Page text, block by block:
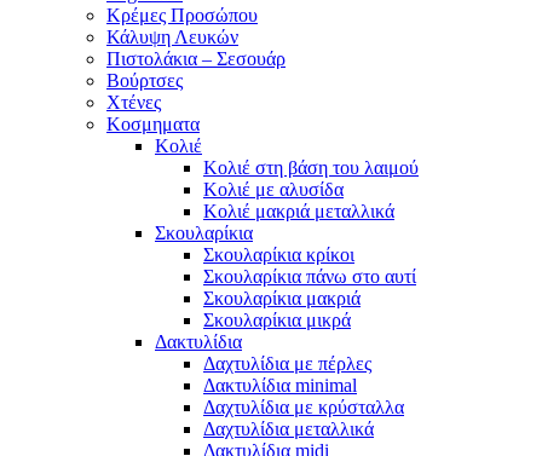
Κρέμες Προσώπου
Κάλυψη Λευκών
Πιστολάκια – Σεσουάρ
Βούρτσες
Χτένες
Κοσμηματα
Κολιέ
Κολιέ στη βάση του λαιμού
Κολιέ με αλυσίδα
Κολιέ μακριά μεταλλικά
Σκουλαρίκια
Σκουλαρίκια κρίκοι
Σκουλαρίκια πάνω στο αυτί
Σκουλαρίκια μακριά
Σκουλαρίκια μικρά
Δακτυλίδια
Δαχτυλίδια με πέρλες
Δακτυλίδια minimal
Δαχτυλίδια με κρύσταλλα
Δαχτυλίδια μεταλλικά
Δακτυλίδια midi